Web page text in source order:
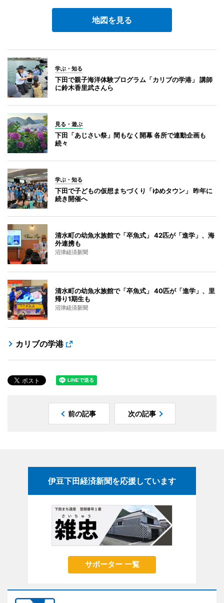
地図を見る
学ぶ・知る
下田で親子海洋体験プログラム「カリブの学港」 講師
に鈴木香里武さんら
見る・遊ぶ
下田「あじさい祭」間もなく開幕 各所で連動企画も
続々
学ぶ・知る
下田で子どもの仮想まちづくり「ゆめタウン」 昨年に
続き開催へ
清水町の幼魚水族館で「卒魚式」 42匹が「進学」、海
外連携も
沼津経済新聞
清水町の幼魚水族館で「卒魚式」 40匹が「進学」、里
帰り1期生も
沼津経済新聞
カリブの学港
前の記事 次の記事
伊豆下田経済新聞を応援しています
サポーター 一覧